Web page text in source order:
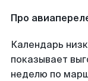
Про
Календарь
показывает
неделю по